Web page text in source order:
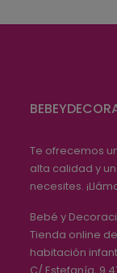
Te ofrecemos
alta calidad y
necesites.
Bebé y
Tienda online
habitación
C/ Estefanía, 9